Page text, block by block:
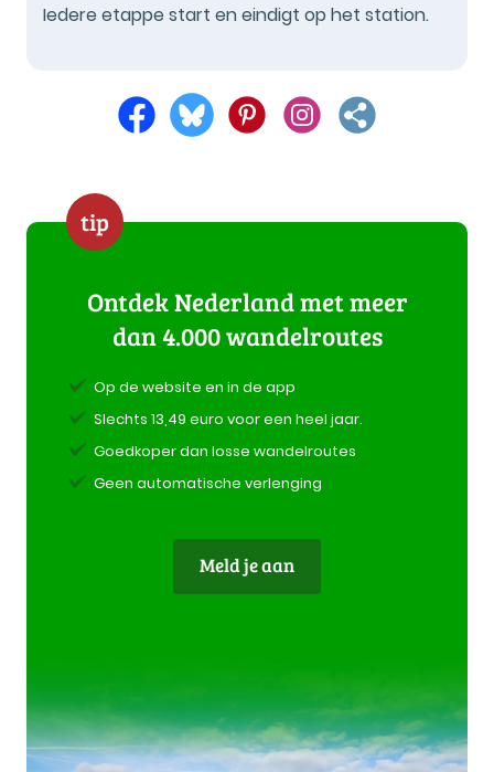
Iedere etappe start en eindigt op het station.
tip
Ontdek Nederland met meer
dan 4.000 wandelroutes
Op de website en in de app
Slechts 13,49 euro voor een heel jaar.
Goedkoper dan losse wandelroutes
Geen automatische verlenging
Meld je aan